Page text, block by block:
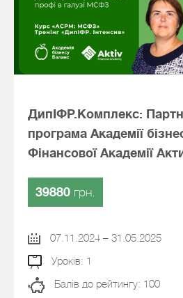
ДипІФР.Комплекс:
програма Академії
Фінансової Академії
39880 грн.
07.11.2024 – 31.05.2025
Уроків: 1
Балів до рейтингу: 100